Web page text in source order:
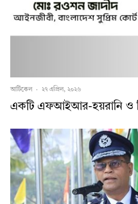
আর্টিকেল · ২৭ এপ্রিল, ২০২৬
একটি এফআইআর-হয়রানি